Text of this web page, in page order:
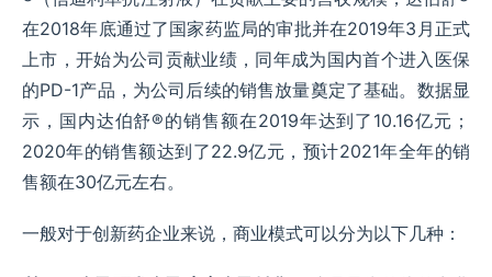
在2018年底通过了国家药监局的审批并在2019年3月正式
上市，开始为公司贡献业绩，同年成为国内首个进入医保
的PD-1产品，为公司后续的销售放量奠定了基础。数据显
示，国内达伯舒®的销售额在2019年达到了10.16亿元；
2020年的销售额达到了22.9亿元，预计2021年全年的销
售额在30亿元左右。
一般对于创新药企业来说，商业模式可以分为以下几种：